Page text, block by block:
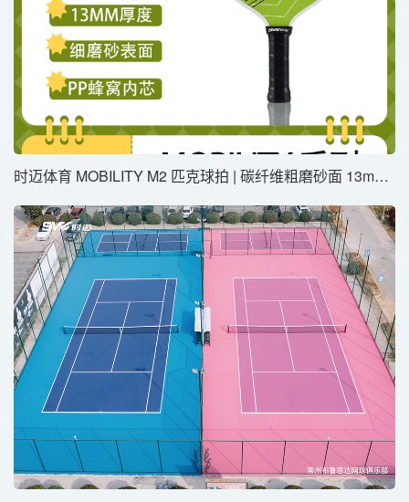
时迈体育 MOBILITY M2 匹克球拍 | 碳纤维粗磨砂⾯ 13mm薄芯 PP蜂窝内芯 ⽐赛级⾼ 旋转控制